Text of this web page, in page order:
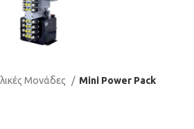
Μονάδες Mini Power Pack